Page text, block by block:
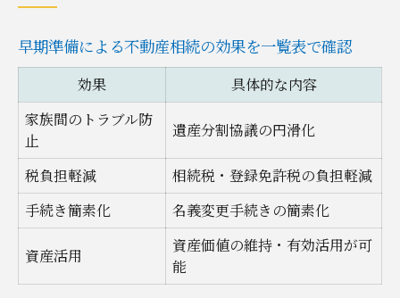
早期準備による不動産相続の効果を一覧表で確認
効果
具体的な内容
家族間のトラブル防
止
遺産分割協議の円滑化
税負担軽減
相続税・登録免許税の負担軽減
手続き簡素化
名義変更手続きの簡素化
資産活用
資産価値の維持・有効活用が可
能